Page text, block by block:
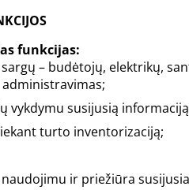
funkcijas:
– budėtojų, elektrikų,
administravimas;
vykdymu susijusią
turto inventorizaciją;
ir priežiūra